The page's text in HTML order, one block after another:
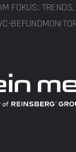
FOKUS: